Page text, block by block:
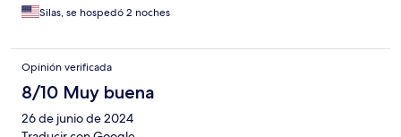
Silas, se hospedó 2 noches
Opinión verificada
8/10 Muy buena
26 de junio de 2024